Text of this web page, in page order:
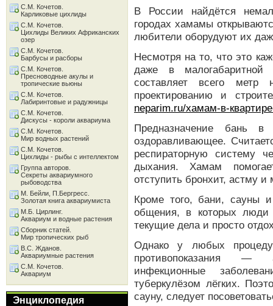
В России найдётся
городах хамамы
любители оборудуют их
Несмотря на то, что это
даже в
составляет всего метр
проектированию и
neparim.ru/хамам-в-
Предназначение бань
оздоравливающее.
респираторную систему
дыхания. Хамам
отступить бронхит, астму
Кроме того, бани, сауны
общения, в которых люди
текущие дела и просто
Однако у любых
противопоказания —
инфекционные
туберкулёзом лёгких.
сауну, следует
С.М. Кочетов.
Карликовые цихлиды
С.М. Кочетов.
Цихлиды Великих Африканских
озер
С.М. Кочетов.
Барбусы и расборы
С.М. Кочетов.
Пресноводные акулы и
тропические вьюны
С.М. Кочетов.
Лабиринтовые и радужницы
С.М. Кочетов.
Дискусы - короли аквариума
С.М. Кочетов.
Мир водных растений
С.М. Кочетов.
Цихлиды - рыбы с интеллектом
Группа авторов.
Секреты аквариумного
рыбоводства
М. Бейли, П.Бергресс.
Золотая книга аквариумиста
М.Б. Цирлинг.
Аквариум и водные растения
Сборник статей.
Мир тропических рыб
В.С. Жданов.
Аквариумные растения
С.М. Кочетов.
Аквариум
Энциклопедия